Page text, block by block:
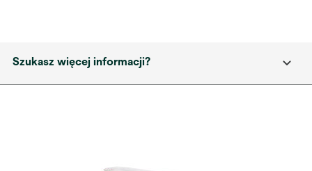
Szukasz więcej informacji?